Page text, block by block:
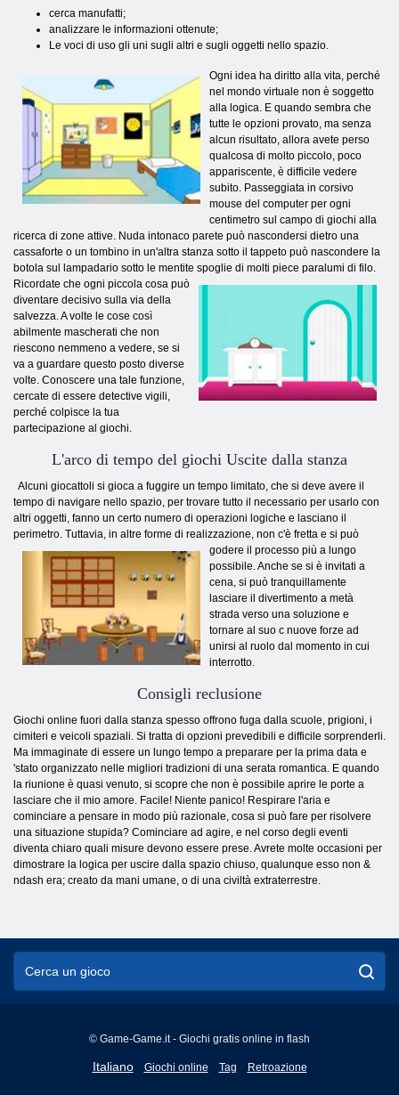
cerca manufatti;
analizzare le informazioni ottenute;
Le voci di uso gli uni sugli altri e sugli oggetti nello spazio.
Ogni idea ha diritto alla vita, perché
nel mondo virtuale non è soggetto
alla logica. E quando sembra che
tutte le opzioni provato, ma senza
alcun risultato, allora avete perso
qualcosa di molto piccolo, poco
appariscente, è difficile vedere
subito. Passeggiata in corsivo
mouse del computer per ogni
centimetro sul campo di giochi alla
ricerca di zone attive. Nuda intonaco parete può nascondersi dietro una
cassaforte o un tombino in un'altra stanza sotto il tappeto può nascondere la
botola sul lampadario sotto le mentite spoglie di molti piece paralumi di filo.
Ricordate che ogni piccola cosa può
diventare decisivo sulla via della
salvezza. A volte le cose così
abilmente mascherati che non
riescono nemmeno a vedere, se si
va a guardare questo posto diverse
volte. Conoscere una tale funzione,
cercate di essere detective vigili,
perché colpisce la tua
partecipazione al giochi.
L'arco di tempo del giochi Uscite dalla stanza
Alcuni giocattoli si gioca a fuggire un tempo limitato, che si deve avere il
tempo di navigare nello spazio, per trovare tutto il necessario per usarlo con
altri oggetti, fanno un certo numero di operazioni logiche e lasciano il
perimetro. Tuttavia, in altre forme di realizzazione, non c'è fretta e si può
godere il processo più a lungo
possibile. Anche se si è invitati a
cena, si può tranquillamente
lasciare il divertimento a metà
strada verso una soluzione e
tornare al suo c nuove forze ad
unirsi al ruolo dal momento in cui
interrotto.
Consigli reclusione
Giochi online fuori dalla stanza spesso offrono fuga dalla scuole, prigioni, i
cimiteri e veicoli spaziali. Si tratta di opzioni prevedibili e difficile sorprenderli.
Ma immaginate di essere un lungo tempo a preparare per la prima data e
'stato organizzato nelle migliori tradizioni di una serata romantica. E quando
la riunione è quasi venuto, si scopre che non è possibile aprire le porte a
lasciare che il mio amore. Facile! Niente panico! Respirare l'aria e
cominciare a pensare in modo più razionale, cosa si può fare per risolvere
una situazione stupida? Cominciare ad agire, e nel corso degli eventi
diventa chiaro quali misure devono essere prese. Avrete molte occasioni per
dimostrare la logica per uscire dalla spazio chiuso, qualunque esso non &
ndash era; creato da mani umane, o di una civiltà extraterrestre.
© Game-Game.it - Giochi gratis online in flash
Italiano
English
Giochi online Tag Retroazione